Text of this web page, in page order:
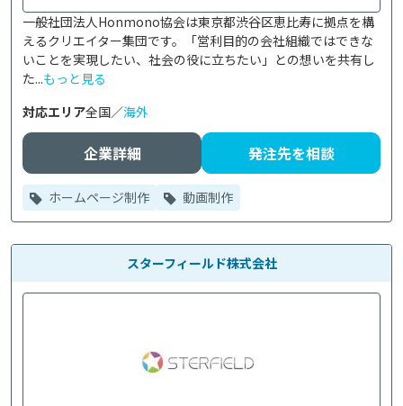
一般社団法人Honmono協会は東京都渋谷区恵比寿に拠点を構
えるクリエイター集団です。「営利目的の会社組織ではできな
いことを実現したい、社会の役に立ちたい」との想いを共有し
た...もっと見る
対応エリア全国／海外
企業詳細 発注先を相談
ホームページ制作 動画制作
スターフィールド株式会社